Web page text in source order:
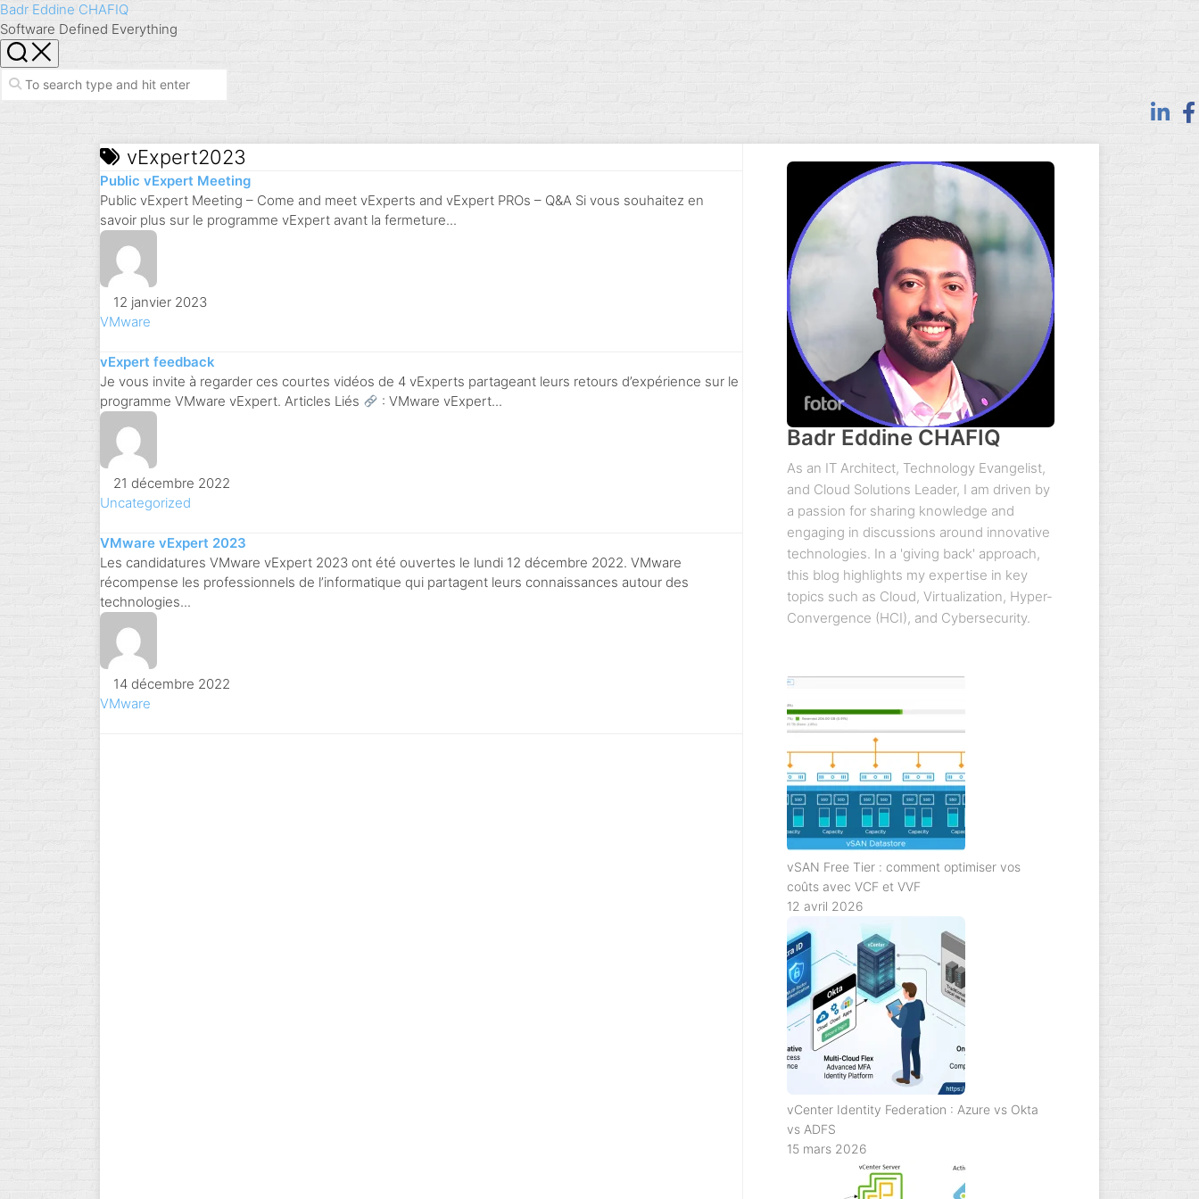
Skip
to
content
Badr Eddine CHAFIQ
Software Defined Everything
vExpert2023
Public vExpert Meeting
Public vExpert Meeting – Come and meet vExperts and vExpert PROs – Q&A Si vous souhaitez en
savoir plus sur le programme vExpert avant la fermeture...
12 janvier 2023
VMware
vExpert feedback
Je vous invite à regarder ces courtes vidéos de 4 vExperts partageant leurs retours d’expérience sur le
programme VMware vExpert. Articles Liés
: VMware vExpert...
21 décembre 2022
Uncategorized
VMware vExpert 2023
Les candidatures VMware vExpert 2023 ont été ouvertes le lundi 12 décembre 2022. VMware
récompense les professionnels de l’informatique qui partagent leurs connaissances autour des
technologies...
14 décembre 2022
VMware
Badr Eddine CHAFIQ
As an IT Architect, Technology Evangelist,
and Cloud Solutions Leader, I am driven by
a passion for sharing knowledge and
engaging in discussions around innovative
technologies. In a 'giving back' approach,
this blog highlights my expertise in key
topics such as Cloud, Virtualization, Hyper-
Convergence (HCI), and Cybersecurity.
vSAN Free Tier : comment optimiser vos
coûts avec VCF et VVF
12 avril 2026
vCenter Identity Federation : Azure vs Okta
vs ADFS
15 mars 2026